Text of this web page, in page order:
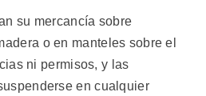
su mercancía sobre
o en manteles sobre el
ni permisos, y las
en cualquier